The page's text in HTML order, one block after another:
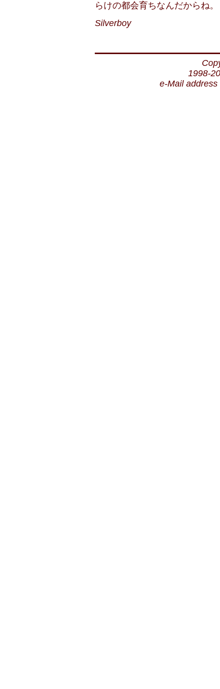
らけの都会育ちなんだからね。
Silverboy
1998-
e-Mail